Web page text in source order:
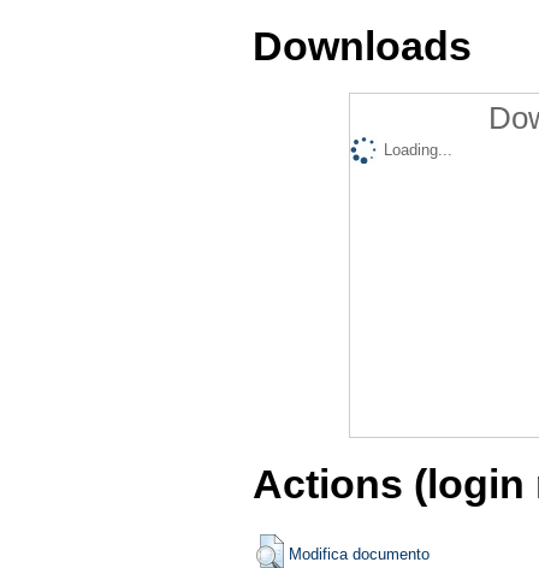
Downloads
Loading...
Actions (login
Modifica documento